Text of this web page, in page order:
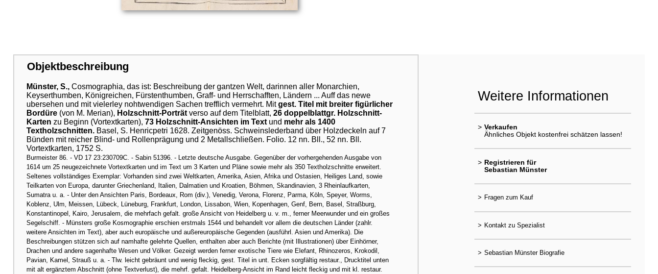
Objektbeschreibung
Münster, S.,Cosmographia, das ist: Beschreibung der gantzen Welt, darinnen aller Monarchien,
Keyserthumben, Königreichen, Fürstenthumben, Graff- und Herrschafften, Ländern ... Auff das newe
ubersehen und mit vielerley nohtwendigen Sachen trefflich vermehrt. Mitgest. Titel mit breiter figürlicher
Bordüre (von M. Merian), Holzschnitt-Porträt verso auf dem Titelblatt, 26 doppelblattgr. Holzschnitt-
Karten zu Beginn (Vortextkarten), 73 Holzschnitt-Ansichten im Textund mehr als 1400
Textholzschnitten.Basel, S. Henricpetri 1628. Zeitgenöss. Schweinslederband über Holzdeckeln auf 7
Bünden mit reicher Blind- und Rollenprägung und 2 Metallschließen. Folio. 12 nn. Bll., 52 nn. Bll.
Vortextkarten, 1752 S.
Burmeister 86. - VD 17 23:230709C. - Sabin 51396. - Letzte deutsche Ausgabe. Gegenüber der vorhergehenden Ausgabe von
1614 um 25 neugezeichnete Vortextkarten und im Text um 3 Karten und Pläne sowie mehr als 350 Textholzschnitte erweitert.
Seltenes vollständiges Exemplar: Vorhanden sind zwei Weltkarten, Amerika, Asien, Afrika und Ostasien, Heiliges Land, sowie
Teilkarten von Europa, darunter Griechenland, Italien, Dalmatien und Kroatien, Böhmen, Skandinavien, 3 Rheinlaufkarten,
Sumatra u. a. - Unter den Ansichten Paris, Bordeaux, Rom (div.), Venedig, Verona, Florenz, Parma, Köln, Speyer, Worms,
Koblenz, Ulm, Meissen, Lübeck, Lüneburg, Frankfurt, London, Lissabon, Wien, Kopenhagen, Genf, Bern, Basel, Straßburg,
Konstantinopel, Kairo, Jerusalem, die mehrfach gefalt. große Ansicht von Heidelberg u. v. m., ferner Meerwunder und ein großes
Segelschiff. - Münsters große Kosmographie erschien erstmals 1544 und behandelt vor allem die deutschen Länder (zahlr.
weitere Ansichten im Text), aber auch europäische und außereuropäische Gegenden (ausführl. Asien und Amerika). Die
Beschreibungen stützen sich auf namhafte gelehrte Quellen, enthalten aber auch Berichte (mit Illustrationen) über Einhörner,
Drachen und andere sagenhafte Wesen und Völker. Gezeigt werden ferner exotische Tiere wie Elefant, Rhinozeros, Krokodil,
Pavian, Kamel, Strauß u. a. - Tlw. leicht gebräunt und wenig fleckig, gest. Titel in unt. Ecken sorgfältig restaur., Drucktitel unten
mit alt ergänztem Abschnitt (ohne Textverlust), die mehrf. gefalt. Heidelberg-Ansicht im Rand leicht fleckig und mit kl. restaur.
Weitere Informationen
> Verkaufen
Ähnliches Objekt kostenfrei schätzen lassen!
> Registrieren für
Sebastian Münster
> Fragen zum Kauf
> Kontakt zu Spezialist
> Sebastian Münster Biografie